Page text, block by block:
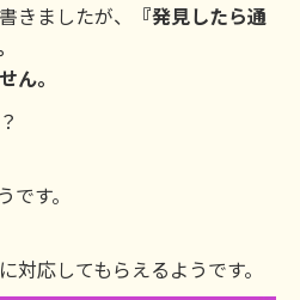
きましたが、
『発見したら通
ん。
す。
対応してもらえるようです。